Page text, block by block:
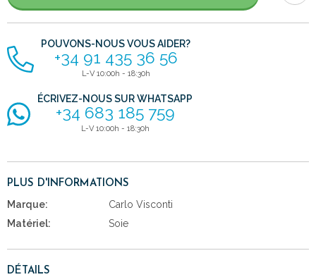
POUVONS-NOUS VOUS AIDER?
+34 91 435 36 56
L-V 10:00h - 18:30h
ÉCRIVEZ-NOUS SUR WHATSAPP
+34 683 185 759
L-V 10:00h - 18:30h
PLUS D'INFORMATIONS
Marque:
Carlo Visconti
Matériel:
Soie
DÉTAILS